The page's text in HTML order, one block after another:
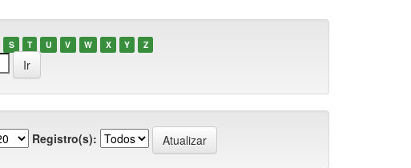
S T U V W X Y Z
Registro(s):